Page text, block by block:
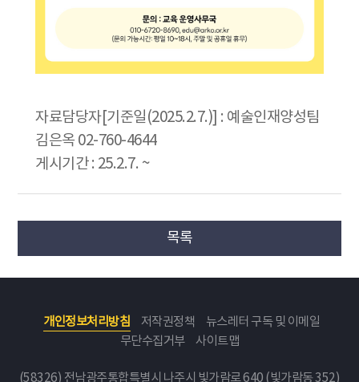
자료담당자[기준일(2025.2.7.)] : 예술인재양성팀
김은옥 02-760-4644
게시기간 : 25.2.7. ~
목록
개인정보처리방침 저작권정책
뉴스레터 구독 및 이메일
무단수집거부
사이트맵
(58326) 전남광주통합특별시 나주시 빛가람로 640 (빛가람동 352)